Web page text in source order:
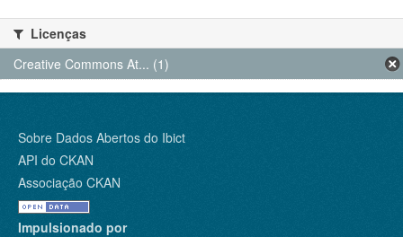
Licenças
Creative Commons At... (1)
Sobre Dados Abertos do Ibict
API do CKAN
Associação CKAN
Impulsionado por